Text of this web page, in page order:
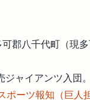
可郡八千代町（現
ジャイアンツ入団
ポーツ報知（巨人